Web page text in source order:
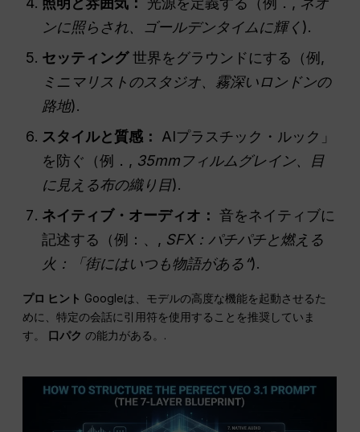
ンに照らされ、ゴールデンタイムに輝く).
セッティング世界をグラウンドにする（例,
ミニマリストのスタジオ、霧深いロンドンの
路地).
スタイルと質感：
AIプラスチック・ルック」
を防ぐ（例．, 35mmフィルムグレイン、目
に見える布の織り目).
ネイティブ・オーディオ： 音をネイティブに
記述する（例：、, SFX：パチパチと燃える
火：「街にはいつも物語がある“).
プロ ヒント Googleは、モデルの高度な機能を起動させるた
めに、特定の会話に引用符を使用することを推奨していま
す。 口パク の能力がある。.